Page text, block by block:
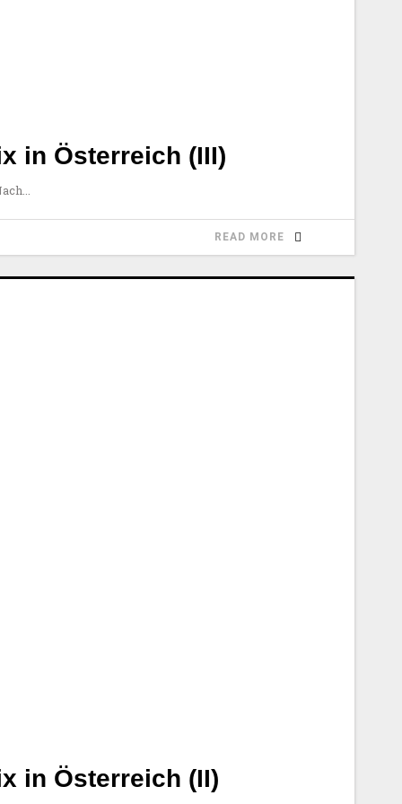
in Österreich (III)
READ MORE
in Österreich (II)